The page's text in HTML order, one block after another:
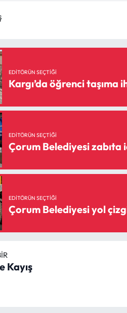
EDITÖRÜN SEÇTIĞI
Kargı’da öğrenci taşıma
EDITÖRÜN SEÇTIĞI
Çorum Belediyesi zabıta
EDITÖRÜN SEÇTIĞI
Çorum Belediyesi yol
Kayış